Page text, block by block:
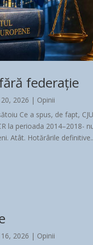
federație
20, 2026 | Opinii
Ce a spus, de fapt,
la perioada 2014–2018-
Atât. Hotărârile
16, 2026 | Opinii